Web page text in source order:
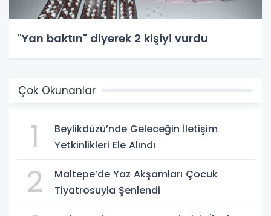
"Yan baktın" diyerek 2 kişiyi vurdu
Çok Okunanlar
1
Beylikdüzü’nde Geleceğin İletişim
Yetkinlikleri Ele Alındı
2
Maltepe’de Yaz Akşamları Çocuk
Tiyatrosuyla Şenlendi